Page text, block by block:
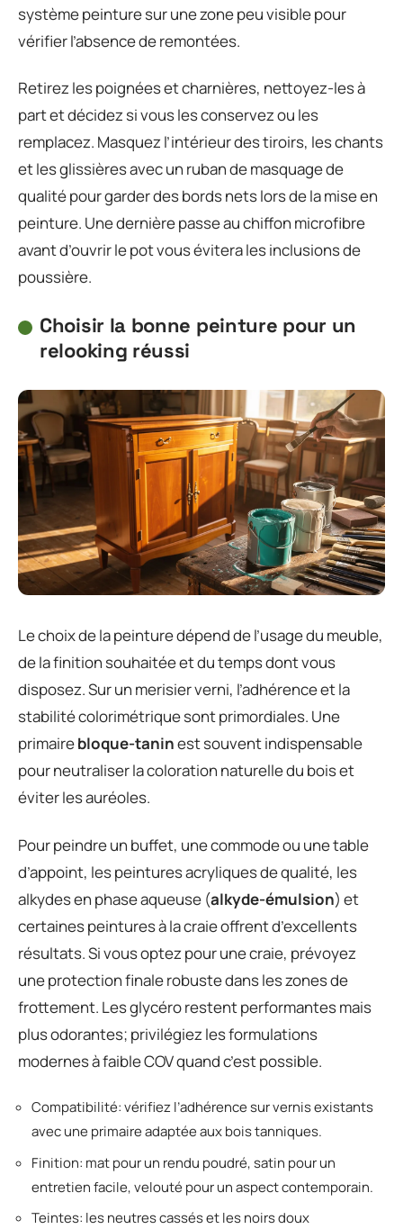
système peinture sur une zone peu visible pour
vérifier l’absence de remontées.
Retirez les poignées et charnières, nettoyez-les à
part et décidez si vous les conservez ou les
remplacez. Masquez l’intérieur des tiroirs, les chants
et les glissières avec un ruban de masquage de
qualité pour garder des bords nets lors de la mise en
peinture. Une dernière passe au chiffon microfibre
avant d’ouvrir le pot vous évitera les inclusions de
poussière.
Choisir la bonne peinture pour un
relooking réussi
Le choix de la peinture dépend de l’usage du meuble,
de la finition souhaitée et du temps dont vous
disposez. Sur un merisier verni, l’adhérence et la
stabilité colorimétrique sont primordiales. Une
primairebloque-taninest souvent indispensable
pour neutraliser la coloration naturelle du bois et
éviter les auréoles.
Pour peindre un buffet, une commode ou une table
d’appoint, les peintures acryliques de qualité, les
alkydes en phase aqueuse (alkyde-émulsion) et
certaines peintures à la craie offrent d’excellents
résultats. Si vous optez pour une craie, prévoyez
une protection finale robuste dans les zones de
frottement. Les glycéro restent performantes mais
plus odorantes; privilégiez les formulations
modernes à faible COV quand c’est possible.
Compatibilité: vérifiez l’adhérence sur vernis existants
avec une primaire adaptée aux bois tanniques.
Finition: mat pour un rendu poudré, satin pour un
entretien facile, velouté pour un aspect contemporain.
Teintes: les neutres cassés et les noirs doux